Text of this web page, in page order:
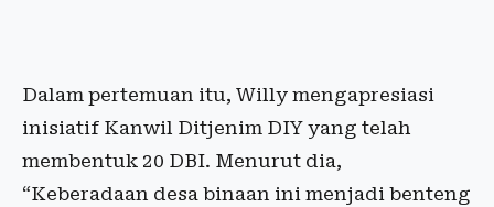
Dalam pertemuan itu, Willy mengapresiasi
inisiatif Kanwil Ditjenim DIY yang telah
membentuk 20 DBI. Menurut dia,
“Keberadaan desa binaan ini menjadi benteng